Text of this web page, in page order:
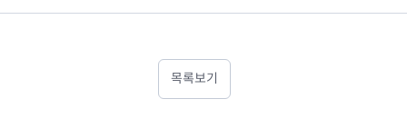
목록보기